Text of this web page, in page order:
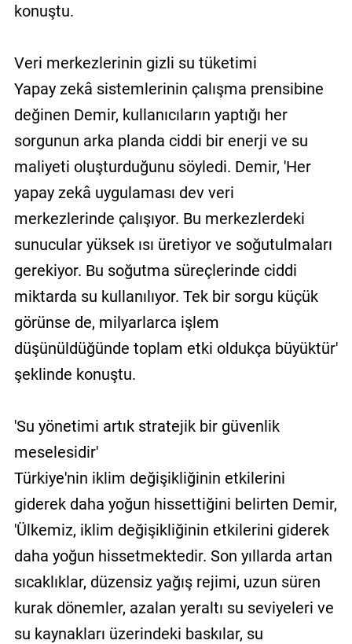
konuştu.
Veri merkezlerinin gizli su tüketimi
Yapay zekâ sistemlerinin çalışma prensibine
değinen Demir, kullanıcıların yaptığı her
sorgunun arka planda ciddi bir enerji ve su
maliyeti oluşturduğunu söyledi. Demir, 'Her
yapay zekâ uygulaması dev veri
merkezlerinde çalışıyor. Bu merkezlerdeki
sunucular yüksek ısı üretiyor ve soğutulmaları
gerekiyor. Bu soğutma süreçlerinde ciddi
miktarda su kullanılıyor. Tek bir sorgu küçük
görünse de, milyarlarca işlem
düşünüldüğünde toplam etki oldukça büyüktür'
şeklinde konuştu.
'Su yönetimi artık stratejik bir güvenlik
meselesidir'
Türkiye'nin iklim değişikliğinin etkilerini
giderek daha yoğun hissettiğini belirten Demir,
'Ülkemiz, iklim değişikliğinin etkilerini giderek
daha yoğun hissetmektedir. Son yıllarda artan
sıcaklıklar, düzensiz yağış rejimi, uzun süren
kurak dönemler, azalan yeraltı su seviyeleri ve
su kaynakları üzerindeki baskılar, su